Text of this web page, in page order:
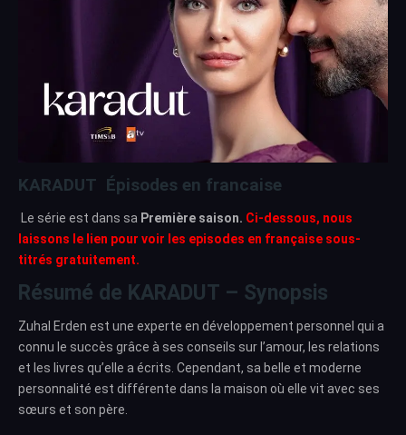
KARADUT Épisodes en francaise
Le série est dans sa Première saison. Ci-dessous, nous
laissons le lien pour voir les episodes en française sous-
titrés gratuitement.
Résumé de KARADUT – Synopsis
Zuhal Erden est une experte en développement personnel qui a
connu le succès grâce à ses conseils sur l’amour, les relations
et les livres qu’elle a écrits. Cependant, sa belle et moderne
personnalité est différente dans la maison où elle vit avec ses
sœurs et son père.